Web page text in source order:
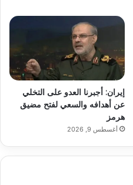
إيران: أجبرنا العدو على التخلي
عن أهدافه والسعي لفتح مضيق
هرمز
أغسطس 9, 2026